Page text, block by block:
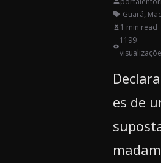
Guará,
1 min read
1199
es de